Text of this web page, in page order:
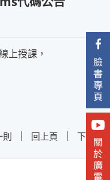
上授課，
則 | 回上頁 | 下一則